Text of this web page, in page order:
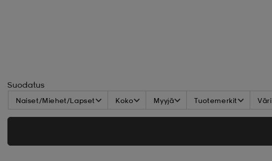
Suodatus
Naiset/Miehet/Lapset Koko Myyjä Tuotemerkit Väri